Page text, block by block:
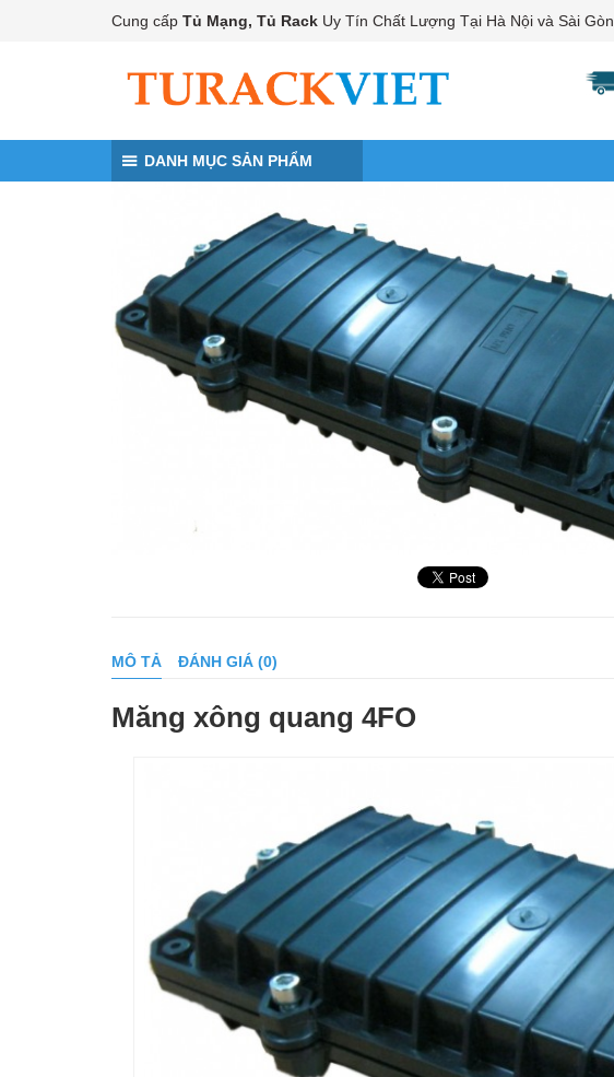
Cung cấp Tủ Mạng, Tủ Rack Uy Tín Chất Lượng Tại Hà Nội và Sài Gòn
DANH MỤC SẢN PHẨM
MÔ TẢ ĐÁNH GIÁ (0)
Măng xông quang 4FO